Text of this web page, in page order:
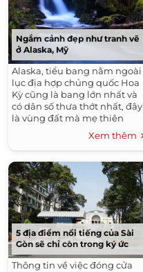
Ngắm cảnh đẹp như tranh vẽ
ở Alaska, Mỹ
Alaska, tiểu bang nằm ngoài
lục địa hợp chủng quốc Hoa
Kỳ cũng là bang lớn nhất và
có dân số thưa thớt nhất, đây
là vùng đất mà mẹ thiên
nhiên ngự trị và những kỳ
quan tự nhiên có thể tìm thấy
bất cứ nơi đâu.
Xem thêm
5 địa điểm nổi tiếng của Sài
Gòn sẽ chỉ còn trong ký ức
Thông tin về việc đóng cửa